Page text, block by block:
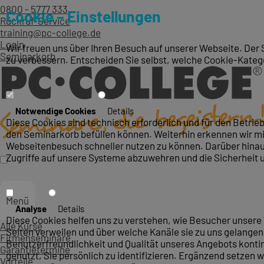
0800 - 5777 333
Rückruf-Service
training@pc-college.de
Login
Seminarkorb
Menü
Alle Kurse
Firmenseminare
Garantietermine
Vorteile
Cookie – Einstellungen
Wir freuen uns über Ihren Besuch auf unserer Webseite.
zu verbessern. Entscheiden Sie selbst, welche Cookie-
Notwendige Cookies Details
Diese Cookies sind technisch erforderlich und für den
den Seminarkorb befüllen können. Weiterhin erkennen wir
Webseitenbesuch schneller nutzen zu können. Darüber
Zugriffe auf unsere Systeme abzuwehren und die Sicherheit
Analyse Details
Diese Cookies helfen uns zu verstehen, wie Besucher
Seiten verweilen und über welche Kanäle sie zu uns
Benutzerfreundlichkeit und Qualität unseres Angebots
genutzt, Sie persönlich zu identifizieren. Ergänzend